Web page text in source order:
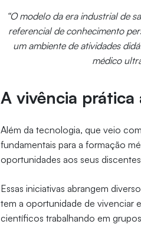
“O modelo da era industrial de
referencial de conhecimento
um ambiente de atividades
médico
A vivência prática
Além da tecnologia, que veio
fundamentais para a formação
oportunidades aos seus
Essas iniciativas abrangem
tem a oportunidade de vivenciar
científicos trabalhando em